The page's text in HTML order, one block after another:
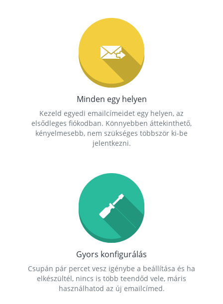
Minden egy helyen
Kezeld egyedi emailcímeidet egy helyen, az
elsődleges fiókodban. Könnyebben áttekinthető,
kényelmesebb, nem szükséges többször ki-be
jelentkezni.
Gyors konfigurálás
Csupán pár percet vesz igénybe a beállítása és ha
elkészültél, nincs is több teendőd vele, máris
használhatod az új emailcímed.